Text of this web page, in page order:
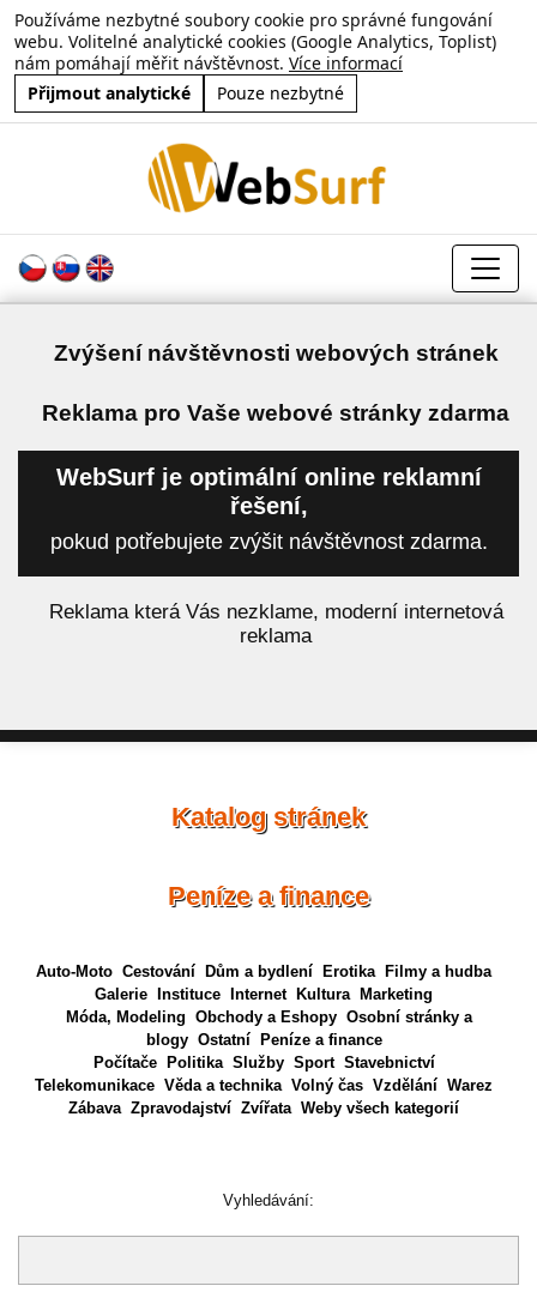
Používáme nezbytné soubory cookie pro správné fungování
webu. Volitelné analytické cookies (Google Analytics, Toplist)
nám pomáhají měřit návštěvnost. Více informací
Přijmout analytické
Pouze nezbytné
Zvýšení návštěvnosti webových stránek
Reklama pro Vaše webové stránky zdarma
WebSurf je optimální online reklamní
řešení,
pokud potřebujete zvýšit návštěvnost zdarma.
Reklama která Vás nezklame, moderní internetová
reklama
Katalog stránek
Peníze a finance
Auto-Moto Cestování Dům a bydlení Erotika
Filmy a hudba
Galerie
Instituce Internet Kultura
Marketing
Móda, Modeling Obchody a Eshopy Osobní stránky a
blogy Ostatní
Peníze a finance
Počítače
Politika Služby Sport Stavebnictví
Telekomunikace Věda a technika Volný čas Vzdělání Warez
Zábava Zpravodajství Zvířata Weby všech kategorií
Vyhledávání: